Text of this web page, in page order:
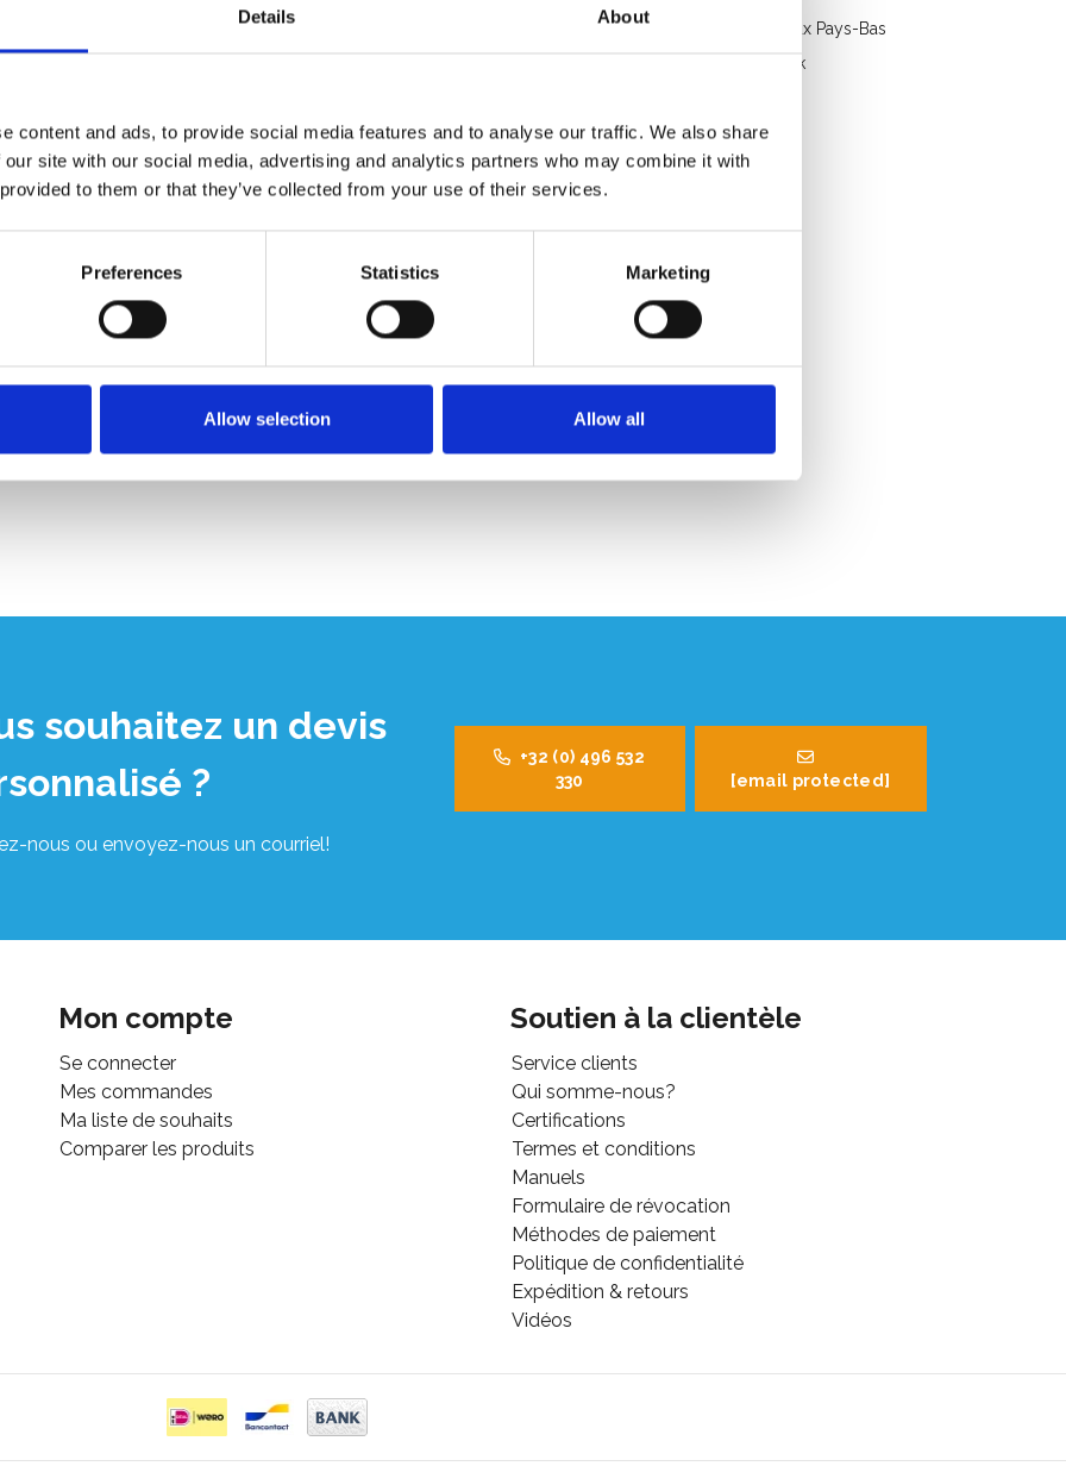
Details About
content and ads, to provide social media features and to analyse our traffic. We also share
site with our social media, advertising and analytics partners who may combine it with
to them or that they’ve collected from your use of their services.
Preferences Statistics Marketing
Allow selection Allow all
Livraison gratuite en Belgique et aux Pays-Bas
Service rapide. Disponible en stock
Note des clients 9.2/10
dans le profil de l'échelle.
forme D et avec profil antidérapant offre plus de confort de
industriel remplaçables et avec de roulettes de
Nederlandse warenwet
articles.
souhaitez un devis
?
nous ou envoyez-nous un courriel!
+32 (0) 496 532
330
[email protected]
Mon compte
Se connecter
Mes commandes
Ma liste de souhaits
Comparer les produits
Soutien à la clientèle
Service clients
Qui somme-nous?
Certifications
Termes et conditions
Manuels
Formulaire de révocation
Méthodes de paiement
Politique de confidentialité
Expédition & retours
Vidéos